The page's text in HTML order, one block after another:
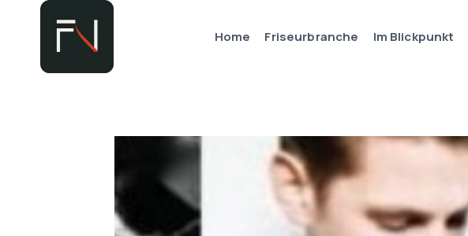
springen
Home Friseurbranche Im Blickpunkt